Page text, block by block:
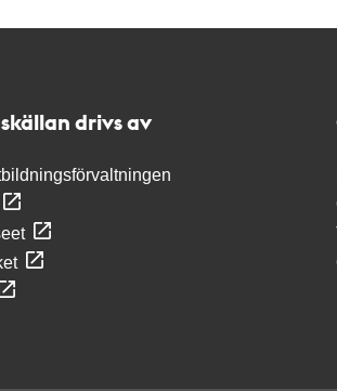
drivs av